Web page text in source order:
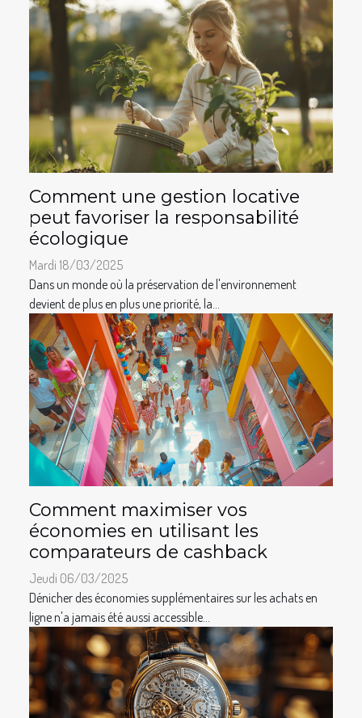
Comment une gestion locative
peut favoriser la responsabilité
écologique
Mardi 18/03/2025
Dans un monde où la préservation de l'environnement
devient de plus en plus une priorité, la...
Comment maximiser vos
économies en utilisant les
comparateurs de cashback
Jeudi 06/03/2025
Dénicher des économies supplémentaires sur les achats en
ligne n'a jamais été aussi accessible...